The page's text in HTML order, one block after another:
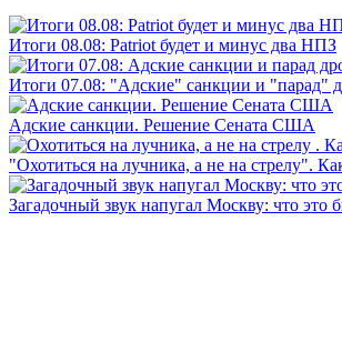
Итоги 08.08: Patriot будет и минус два НПЗ
Итоги 07.08: "Адские" санкции и "парад"
Адские санкции. Решение Сената США
"Охотиться на лучника, а не на стрелу".
Загадочный звук напугал Москву: что это